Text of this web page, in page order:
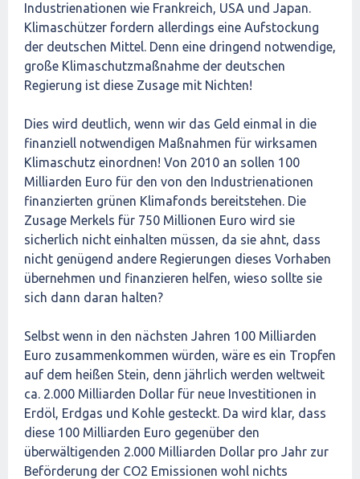
Industrienationen wie Frankreich, USA und Japan.
Klimaschützer fordern allerdings eine Aufstockung
der deutschen Mittel. Denn eine dringend notwendige,
große Klimaschutzmaßnahme der deutschen
Regierung ist diese Zusage mit Nichten!
Dies wird deutlich, wenn wir das Geld einmal in die
finanziell notwendigen Maßnahmen für wirksamen
Klimaschutz einordnen! Von 2010 an sollen 100
Milliarden Euro für den von den Industrienationen
finanzierten grünen Klimafonds bereitstehen. Die
Zusage Merkels für 750 Millionen Euro wird sie
sicherlich nicht einhalten müssen, da sie ahnt, dass
nicht genügend andere Regierungen dieses Vorhaben
übernehmen und finanzieren helfen, wieso sollte sie
sich dann daran halten?
Selbst wenn in den nächsten Jahren 100 Milliarden
Euro zusammenkommen würden, wäre es ein Tropfen
auf dem heißen Stein, denn jährlich werden weltweit
ca. 2.000 Milliarden Dollar für neue Investitionen in
Erdöl, Erdgas und Kohle gesteckt. Da wird klar, dass
diese 100 Milliarden Euro gegenüber den
überwältigenden 2.000 Milliarden Dollar pro Jahr zur
Beförderung der CO2 Emissionen wohl nichts